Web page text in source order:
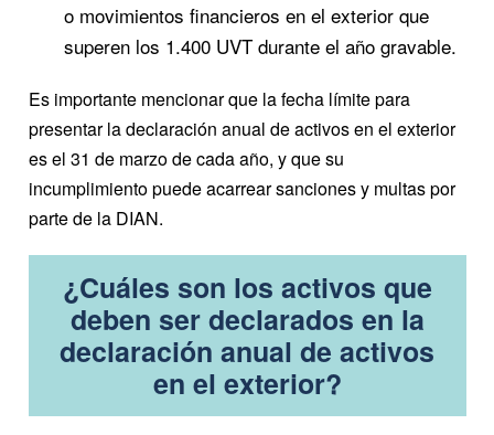
o movimientos financieros en el exterior que
superen los 1.400 UVT durante el año gravable.
Es importante mencionar que la fecha límite para
presentar la declaración anual de activos en el exterior
es el 31 de marzo de cada año, y que su
incumplimiento puede acarrear sanciones y multas por
parte de la DIAN.
¿Cuáles son los activos que
deben ser declarados en la
declaración anual de activos
en el exterior?